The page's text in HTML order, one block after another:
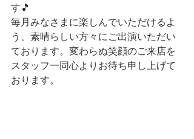
す🎵
毎月みなさまに楽しんでいただけるよ
う、素晴らしい方々にご出演いただい
ております。変わらぬ笑顔のご来店を
スタッフ一同心よりお待ち申し上げて
おります。